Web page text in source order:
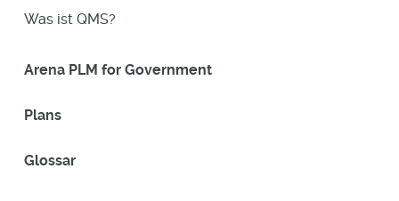
Was ist QMS?
Arena PLM for Government
Plans
Glossar